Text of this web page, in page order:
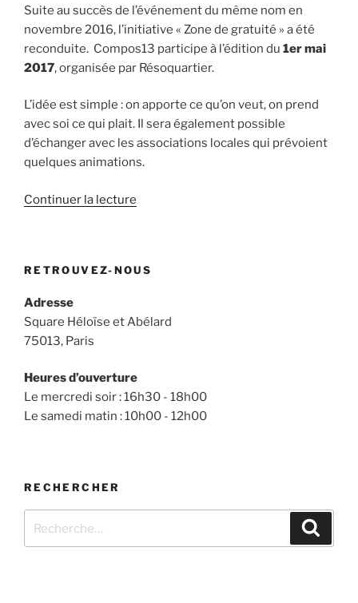
Suite au succès de l’événement du même nom en
novembre 2016, l’initiative « Zone de gratuité » a été
reconduite. Compos13 participe à l’édition du 1er mai
2017, organisée par Résoquartier.
L’idée est simple : on apporte ce qu’on veut, on prend
avec soi ce qui plait. Il sera également possible
d’échanger avec les associations locales qui prévoient
quelques animations.
Continuer la lecture
« Zone
gratuité »
2017 »
RETROUVEZ-NOUS
Adresse
Square Héloïse et Abélard
75013, Paris
Heures d’ouverture
Le mercredi soir : 16h30 - 18h00
Le samedi matin : 10h00 - 12h00
RECHERCHER
pour